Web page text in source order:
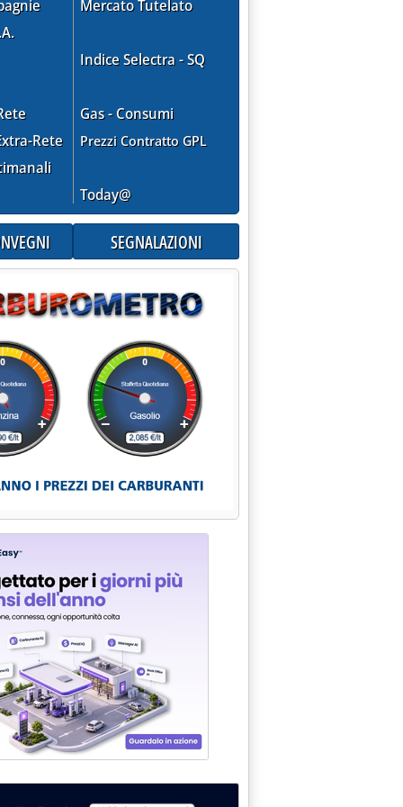
Eni importante per rilancio economia'
austerity'
Rete
Mercato Tutelato
Indice Selectra - SQ
Gas - Consumi
Prezzi Contratto GPL
Today@
SEGNALAZIONI